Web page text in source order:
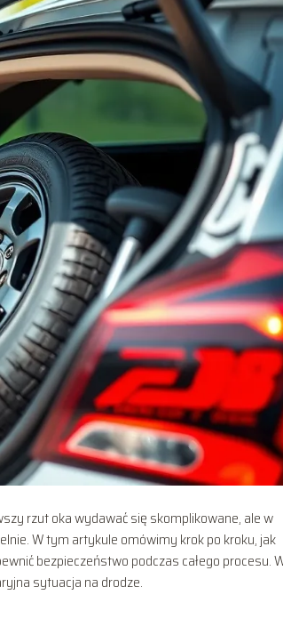
rzut oka wydawać się skomplikowane, ale w
W tym artykule omówimy krok po kroku, jak
bezpieczeństwo podczas całego procesu.
sytuacja na drodze.